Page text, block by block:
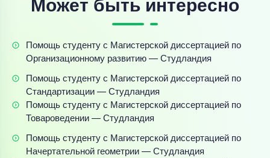
Помощь студенту с Магистерской диссертацией по
Организационному развитию — Студландия
Помощь студенту с Магистерской диссертацией по
Стандартизации — Студландия
Помощь студенту с Магистерской диссертацией по
Товароведении — Студландия
Помощь студенту с Магистерской диссертацией по
Начертательной геометрии — Студландия